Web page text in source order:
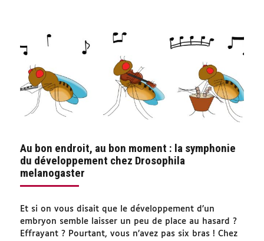
Au bon endroit, au bon moment : la symphonie
du développement chez Drosophila
melanogaster
Et si on vous disait que le développement d’un
embryon semble laisser un peu de place au hasard ?
Effrayant ? Pourtant, vous n’avez pas six bras ! Chez